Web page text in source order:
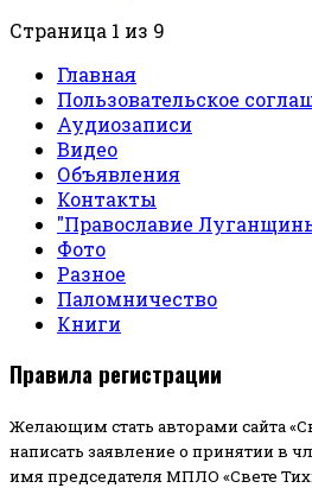
Страница 1 из 9
Главная
Пользовательское
Аудиозаписи
Видео
Объявления
Контакты
"Православие
Фото
Разное
Паломничество
Книги
Правила регистрации
Желающим стать авторами сайта
написать заявление о принятии в
имя председателя МПЛО «Свете